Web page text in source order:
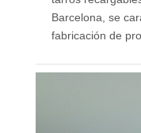
Barcelona, ​​se
fabricación de